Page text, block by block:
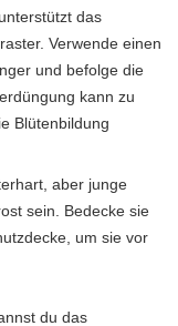
das
Verwende einen
und befolge die
kann zu
Blütenbildung
aber junge
sein. Bedecke sie
um sie vor
du das